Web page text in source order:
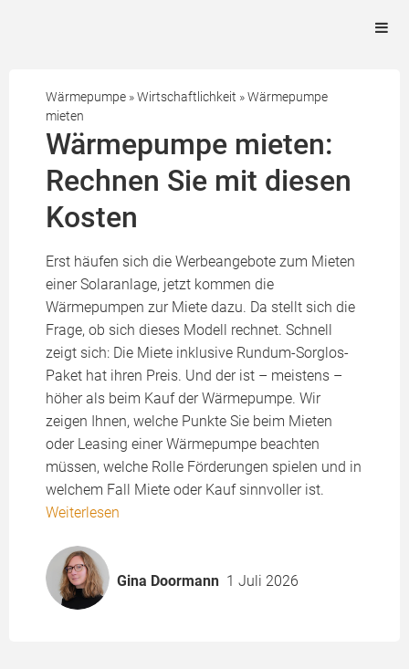
Wärmepumpe »Wirtschaftlichkeit »Wärmepumpe
mieten
Wärmepumpe mieten:
Rechnen Sie mit diesen
Kosten
Erst häufen sich die Werbeangebote zum Mieten
einer Solaranlage, jetzt kommen die
Wärmepumpen zur Miete dazu. Da stellt sich die
Frage, ob sich dieses Modell rechnet. Schnell
zeigt sich: Die Miete inklusive Rundum-Sorglos-
Paket hat ihren Preis. Und der ist – meistens –
höher als beim Kauf der Wärmepumpe. Wir
zeigen Ihnen, welche Punkte Sie beim Mieten
oder Leasing einer Wärmepumpe beachten
müssen, welche Rolle Förderungen spielen und in
welchem Fall Miete oder Kauf sinnvoller ist.
Weiterlesen
Gina Doormann 1 Juli 2026